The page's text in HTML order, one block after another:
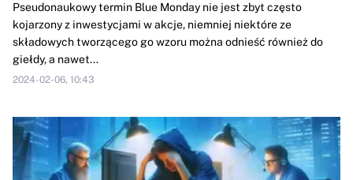
Pseudonaukowy termin Blue Monday nie jest zbyt często
kojarzony z inwestycjami w akcje, niemniej niektóre ze
składowych tworzącego go wzoru można odnieść również do
giełdy, a nawet...
2024-02-06, 10:43